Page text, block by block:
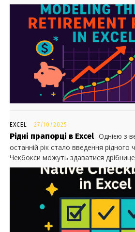
EXCEL 27/10/2025
Рідні прапорці в Excel Однією з
останній рік стало введення рідного
Чекбокси можуть здаватися